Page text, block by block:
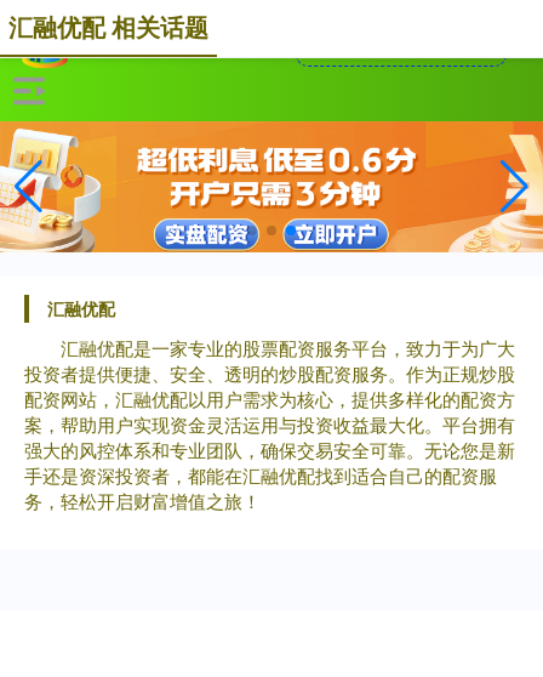
汇融优配
汇融优配是一家专业的股票配资服务平台，致力于为广大
投资者提供便捷、安全、透明的炒股配资服务。作为正规炒股
配资网站，汇融优配以用户需求为核心，提供多样化的配资方
案，帮助用户实现资金灵活运用与投资收益最大化。平台拥有
强大的风控体系和专业团队，确保交易安全可靠。无论您是新
手还是资深投资者，都能在汇融优配找到适合自己的配资服
务，轻松开启财富增值之旅！
汇融优配 相关话题